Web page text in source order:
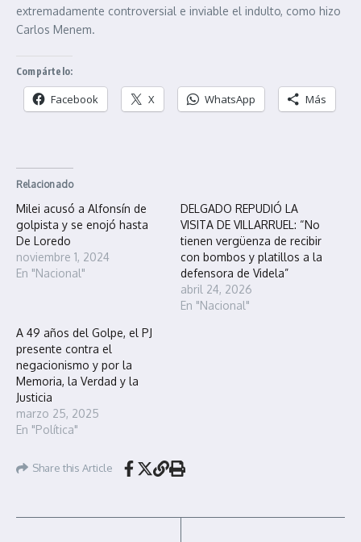
extremadamente controversial e inviable el indulto, como hizo
Carlos Menem.
Compártelo:
Facebook X WhatsApp Más
Relacionado
Milei acusó a Alfonsín de
golpista y se enojó hasta
De Loredo
noviembre 1, 2024
En "Nacional"
DELGADO REPUDIÓ LA
VISITA DE VILLARRUEL: “No
tienen vergüenza de recibir
con bombos y platillos a la
defensora de Videla”
abril 24, 2026
En "Nacional"
A 49 años del Golpe, el PJ
presente contra el
negacionismo y por la
Memoria, la Verdad y la
Justicia
marzo 25, 2025
En "Política"
Share this Article